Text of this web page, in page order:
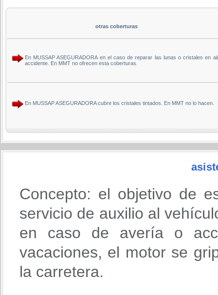
otras coberturas
En MUSSAP ASEGURADORA en el caso de reparar las lunas o cristales en
accidente. En MMT no ofrecen esta coberturas.
En MUSSAP ASEGURADORA cubre los cristales tintados. En MMT no lo hacen.
Concepto: el objetivo de
servicio de auxilio al
en caso de avería o
vacaciones, el motor se
la carretera.